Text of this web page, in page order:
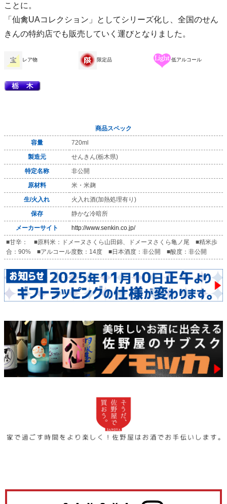
ことに。
「仙禽UAコレクション」としてシリーズ化し、全国のせん
きんの特約店でも販売していく運びとなりました。
レア物 限定品 低アルコール
商品スペック
容量
720ml
製造元
せんきん(栃木県)
特定名称
非公開
原材料
米・米麹
生/火入れ
火入れ酒(加熱処理有り)
保存
静かな冷暗所
メーカーサイト
http://www.senkin.co.jp/
■甘辛： ■原料米：ドメーヌさくら山田錦、ドメーヌさくら亀ノ尾 ■精米歩
合：90% ■アルコール度数：14度 ■日本酒度：非公開 ■酸度：非公開